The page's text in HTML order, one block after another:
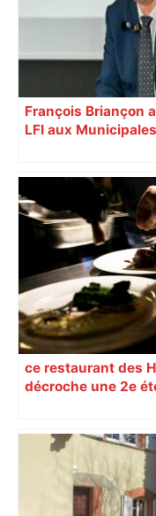
François Briançon
LFI aux
ce restaurant des
décroche une 2e